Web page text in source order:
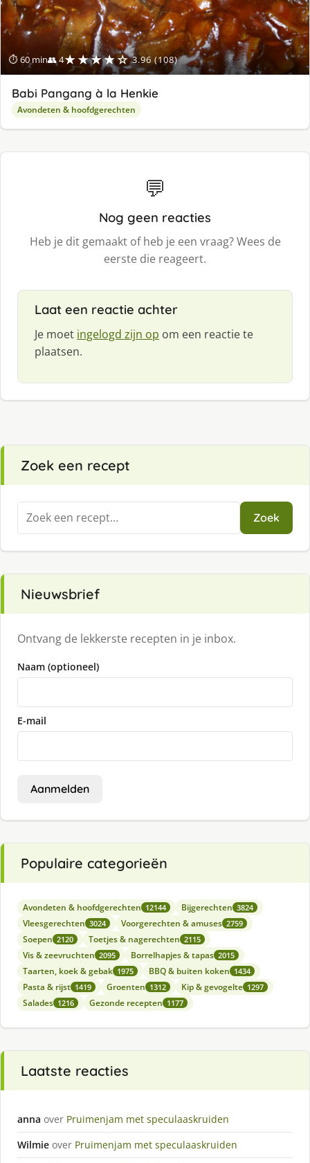
⏱ 60 min👥 4★★★★☆ 3.96 (108)
Babi Pangang à la Henkie
Avondeten & hoofdgerechten
💬
Nog geen reacties
Heb je dit gemaakt of heb je een vraag? Wees de
eerste die reageert.
Laat een reactie achter
Je moet ingelogd zijn op om een reactie te
plaatsen.
Zoek een recept
Zoeken
naar:
Zoek
Nieuwsbrief
Ontvang de lekkerste recepten in je inbox.
Naam (optioneel)
E-mail
Aanmelden
Populaire categorieën
Avondeten & hoofdgerechten 12144 Bijgerechten 3824
Vleesgerechten 3024 Voorgerechten & amuses 2759
Soepen 2120 Toetjes & nagerechten 2115
Vis & zeevruchten 2095 Borrelhapjes & tapas 2015
Taarten, koek & gebak 1975 BBQ & buiten koken 1434
Pasta & rijst 1419 Groenten 1312 Kip & gevogelte 1297
Salades 1216 Gezonde recepten 1177
Laatste reacties
anna over Pruimenjam met speculaaskruiden
Wilmie over Pruimenjam met speculaaskruiden